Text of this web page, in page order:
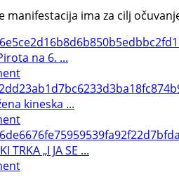
je manifestacija ima za cilj
na 6. ...
kineska ...
TRKA „I JA SE ...